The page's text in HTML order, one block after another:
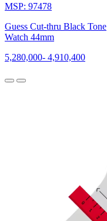
MSP: 97478
Guess Cut-thru Black Tone
Watch 44mm
5,280,000- 4,910,400